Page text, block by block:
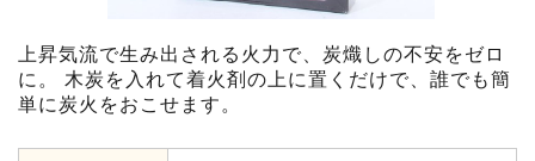
上昇気流で生み出される火力で、炭熾しの不安をゼロ
に。 木炭を入れて着火剤の上に置くだけで、誰でも簡
単に炭火をおこせます。